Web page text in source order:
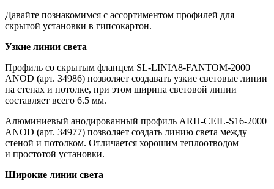
Давайте познакомимся с ассортиментом профилей для
скрытой установки в гипсокартон.
Узкие линии света
Профиль со скрытым фланцем SL-LINIA8-FANTOM-2000
ANOD (арт. 34986) позволяет создавать узкие световые линии
на стенах и потолке, при этом ширина световой линии
составляет всего 6.5 мм.
Алюминиевый анодированный профиль ARH-CEIL-S16-2000
ANOD (арт. 34977) позволяет создать линию света между
стеной и потолком. Отличается хорошим теплоотводом
и простотой установки.
Широкие линии света